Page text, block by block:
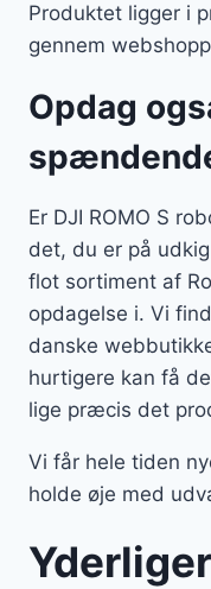
Produktet ligger i
gennem
Opdag
Er DJI ROMO S
det, du er på
flot sortiment af
opdagelse i. Vi
danske
hurtigere kan få
lige præcis det
Vi får hele tiden
holde øje med